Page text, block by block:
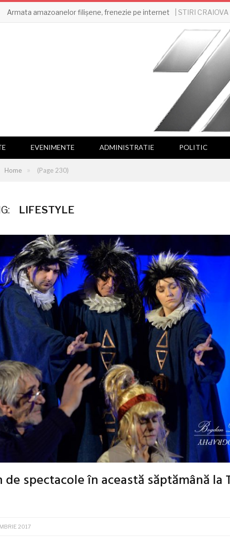
Armata amazoanelor filișene, frenezie pe internet | STIRI CRAIOVA
EVENIMENTE ADMINISTRATIE POLITIC
Home » (Page 230)
LIFESTYLE
spectacole în această săptămână la
2017